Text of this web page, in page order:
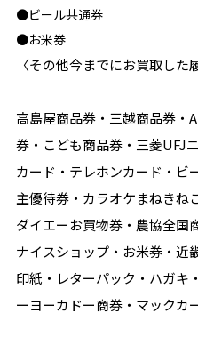
●ビール共通券
●お米券
〈その他今までにお買取した
高島屋商品券・三越商品券・
券・こども商品券・三菱UFJ
カード・テレホンカード・ビ
主優待券・カラオケまねきね
ダイエーお買物券・農協全国
ナイスショップ・お米券・近
印紙・レターパック・ハガキ
ーヨーカドー商券・マックカ